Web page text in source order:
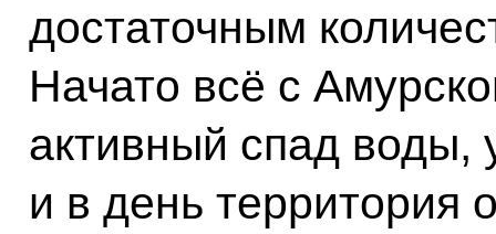
достаточным
Начато всё с
активный спад воды,
и в день территория